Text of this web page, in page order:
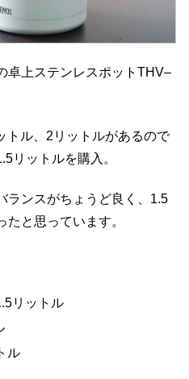
卓上ステンレスポットTHV–
トル、2リットルがあるので
リットルを購入。
ランスがちょうど良く、1.5
たと思っています。
リットル
ル